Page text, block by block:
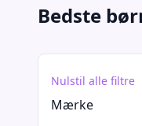
Bedste
Nulstil alle filtre
Mærke